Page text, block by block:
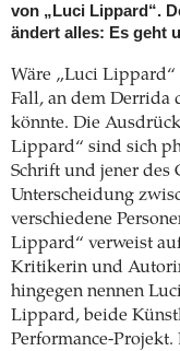
von „Luci Lippard“.
ändert alles: Es geht
Wäre „Luci
Fall, an dem Derrida
könnte. Die
Lippard“ sind sich
Schrift und jener des
Unterscheidung
verschiedene
Lippard“ verweist
Kritikerin und
hingegen nennen
Lippard, beide
Performance-